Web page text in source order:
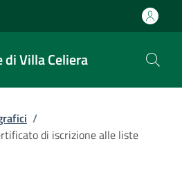
di Villa Celiera
/
di iscrizione alle liste